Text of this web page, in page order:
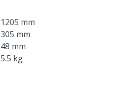
1205 mm
305 mm
48 mm
5.5 kg